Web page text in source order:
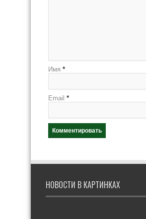
Имя *
Email *
НОВОСТИ В КАРТИНКАХ